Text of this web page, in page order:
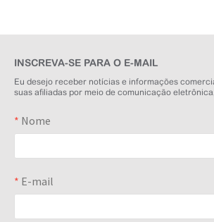
INSCREVA-SE PARA O E-MAIL
Eu desejo receber notícias e informações
suas afiliadas por meio de comunicação